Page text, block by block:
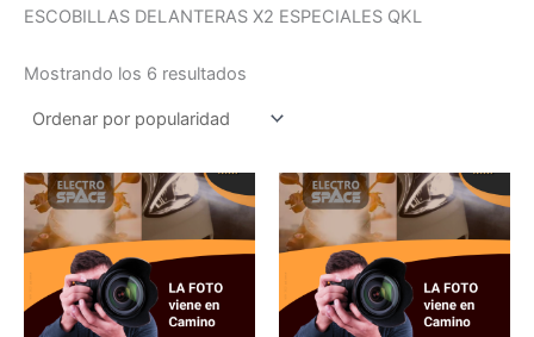
ESCOBILLAS DELANTERAS X2 ESPECIALES QKL
Mostrando los 6 resultados